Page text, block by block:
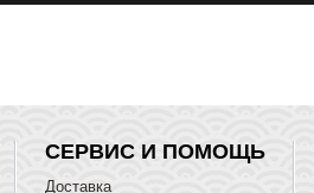
СЕРВИС И ПОМОЩЬ
Доставка